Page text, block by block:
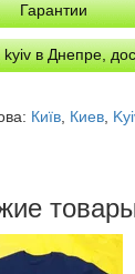
Гарантии
в Днепре,
Київ, Киев,